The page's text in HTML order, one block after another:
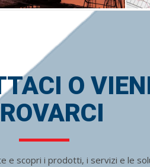
O
e scopri i prodotti, i servizi e le